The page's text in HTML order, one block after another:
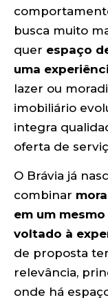
busca muito
quer espaço
uma
lazer ou
imobiliário
integra
oferta de
O Brávia já
combinar
em um
voltado à
de proposta
relevância,
onde há